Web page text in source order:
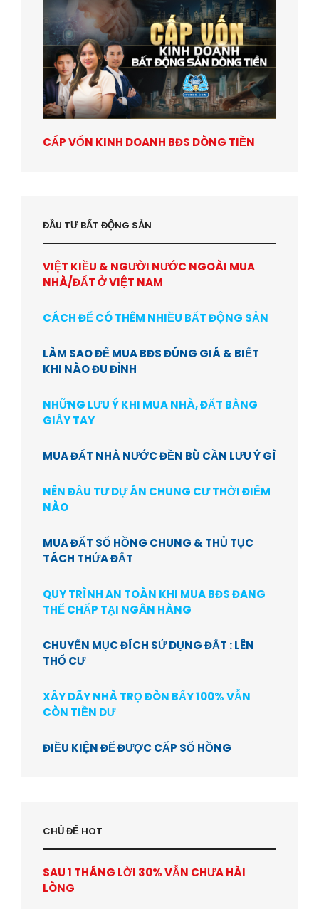
CẤP VỐN KINH DOANH BĐS DÒNG TIỀN
ĐẦU TƯ BẤT ĐỘNG SẢN
VIỆT KIỀU & NGƯỜI NƯỚC NGOÀI MUA
NHÀ/ĐẤT Ở VIỆT NAM
CÁCH ĐỂ CÓ THÊM NHIỀU BẤT ĐỘNG SẢN
LÀM SAO ĐỂ MUA BĐS ĐÚNG GIÁ & BIẾT
KHI NÀO ĐU ĐỈNH
NHỮNG LƯU Ý KHI MUA NHÀ, ĐẤT BẰNG
GIẤY TAY
MUA ĐẤT NHÀ NƯỚC ĐỀN BÙ CẦN LƯU Ý GÌ
NÊN ĐẦU TƯ DỰ ÁN CHUNG CƯ THỜI ĐIỂM
NÀO
MUA ĐẤT SỔ HỒNG CHUNG & THỦ TỤC
TÁCH THỬA ĐẤT
QUY TRÌNH AN TOÀN KHI MUA BĐS ĐANG
THẾ CHẤP TẠI NGÂN HÀNG
CHUYỂN MỤC ĐÍCH SỬ DỤNG ĐẤT : LÊN
THỔ CƯ
XÂY DÃY NHÀ TRỌ ĐÒN BẨY 100% VẪN
CÒN TIỀN DƯ
ĐIỀU KIỆN ĐỂ ĐƯỢC CẤP SỔ HỒNG
CHỦ ĐỂ HOT
SAU 1 THÁNG LỜI 30% VẪN CHƯA HÀI
LÒNG